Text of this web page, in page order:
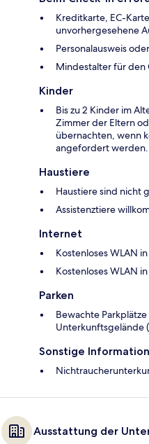
Kreditkarte, EC-
unvorhergesehene
Personalausweis
Mindestalter für den
Kinder
Bis zu 2 Kinder im
Zimmer der Eltern
übernachten, wenn
angefordert werden.
Haustiere
Haustiere sind nicht
Assistenztiere
Internet
Kostenloses WLAN
Kostenloses WLAN
Parken
Bewachte
Unterkunftsgelände
Sonstige
Ausstattung der